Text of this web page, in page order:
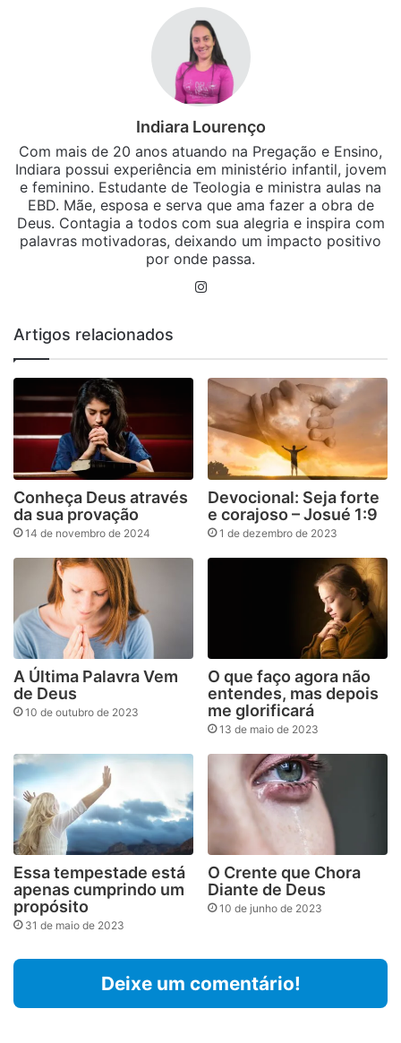
Indiara Lourenço
Com mais de 20 anos atuando na Pregação e Ensino,
Indiara possui experiência em ministério infantil, jovem
e feminino. Estudante de Teologia e ministra aulas na
EBD. Mãe, esposa e serva que ama fazer a obra de
Deus. Contagia a todos com sua alegria e inspira com
palavras motivadoras, deixando um impacto positivo
por onde passa.
Artigos relacionados
Conheça Deus através
da sua provação
14 de novembro de 2024
Devocional: Seja forte
e corajoso – Josué 1:9
1 de dezembro de 2023
A Última Palavra Vem
de Deus
10 de outubro de 2023
O que faço agora não
entendes, mas depois
me glorificará
13 de maio de 2023
Essa tempestade está
apenas cumprindo um
propósito
31 de maio de 2023
O Crente que Chora
Diante de Deus
10 de junho de 2023
Deixe um comentário!